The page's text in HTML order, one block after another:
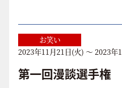
アクセス
協賛企業 / 運営会社
お笑い
2023年11月21日(火) ～ 2023年
第一回漫談選手権